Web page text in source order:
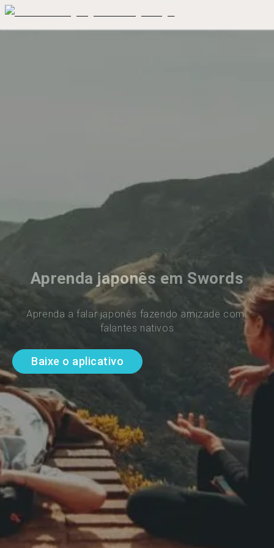
Aprenda japonês em Swords
Aprenda a falar japonês fazendo amizade com
falantes nativos
Baixe o aplicativo